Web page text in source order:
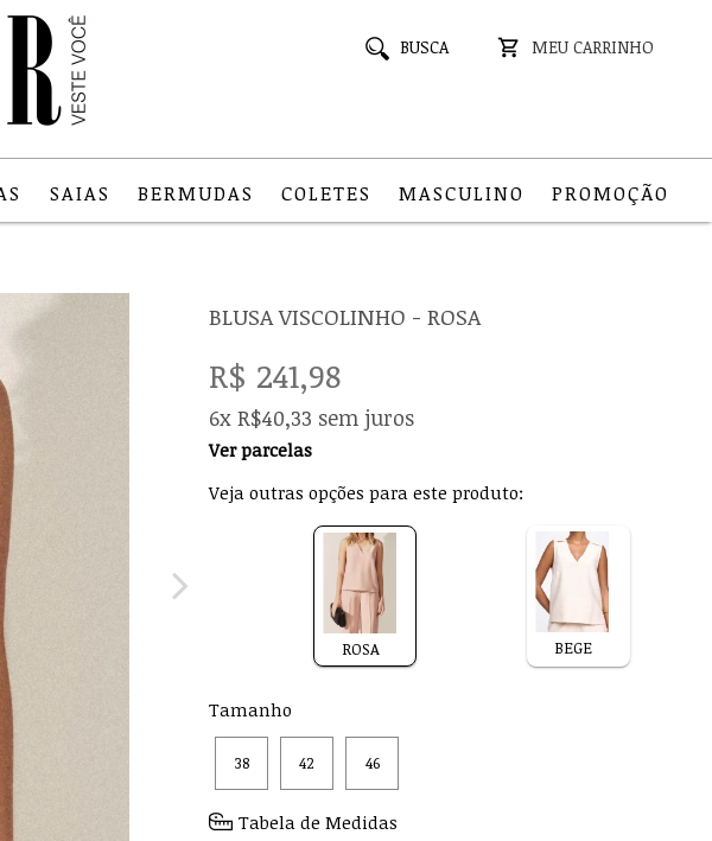
BUSCA MEU CARRINHO
SAIAS BERMUDAS COLETES MASCULINO PROMOÇÃO
BLUSA VISCOLINHO - ROSA
R$ 241,98
6x R$40,33 sem juros
Ver parcelas
Veja outras opções para este produto:
ROSA BEGE
Tamanho
38 42 46
Tabela de Medidas